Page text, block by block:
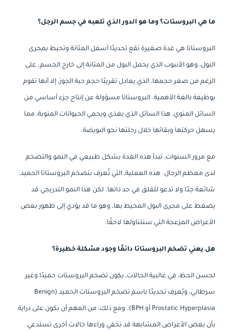
ما هي البروستات؟ وما هو الدور الذي تلعبه في جسم الرجل؟
البروستاتا هي غدة صغيرة تقع تحديدًا أسفل المثانة وتحيط بمجرى
البول، وهو الأنبوب الذي يحمل البول من المثانة إلى خارج الجسم. على
الرغم من صغر حجمها، الذي يعادل تقريبًا حجم حبة الجوز، إلا أنها تقوم
بوظيفة بالغة الأهمية. البروستاتا مسؤولة عن إنتاج جزء أساسي من
السائل المنوي، هذا السائل الذي يغذي ويحمي الحيوانات المنوية، مما
يسهل حركتها وبقائها خلال رحلتها نحو البويضة.
مع مرور السنوات، تبدأ هذه الغدة بشكل طبيعي في النمو والتضخم
لدى معظم الرجال. هذه العملية، التي تُعرف بتضخم البروستاتا الحميد،
شائعة جدًا ولا تدعو للقلق في حد ذاتها. لكن هذا النمو التدريجي قد
يضغط على مجرى البول المحيط بها، وهو ما قد يؤدي إلى ظهور بعض
الأعراض المزعجة التي سنتناولها لاحقًا.
هل يعني تضخم البروستاتا دائمًا وجود مشكلة خطيرة؟
لحسن الحظ، في غالبية الحالات، يكون تضخم البروستات حميدًا وغير
سرطاني، ويُعرف تحديدًا باسم تضخم البروستات الحميد (Benign
Prostatic Hyperplasia أو BPH). ومع ذلك، من المهم أن نكون على دراية
بأن بعض الأعراض المشابهة قد تخفي وراءها حالات أخرى تستدعي